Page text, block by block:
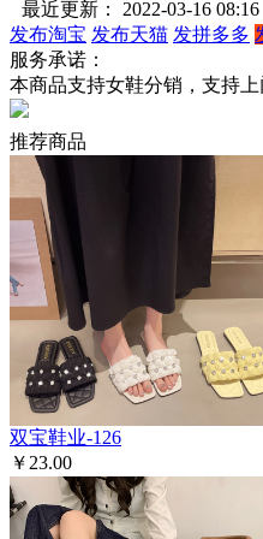
最近更新： 2022-03-16 08:16
发布淘宝 发布天猫 发拼多多
服务承诺：
本商品支持女鞋分销，支持
推荐商品
双宝鞋业-126
￥23.00